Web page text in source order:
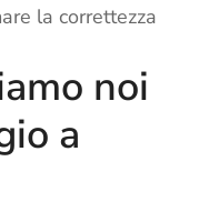
la correttezza
noi
a